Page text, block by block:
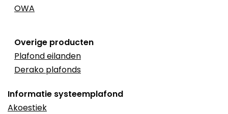
OWA
Overige producten
Plafond eilanden
Derako plafonds
Informatie systeemplafond
Akoestiek